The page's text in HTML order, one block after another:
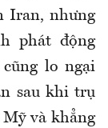
Iran, nhưng
phát động
lo ngại
sau khi trụ
Mỹ và khẳng